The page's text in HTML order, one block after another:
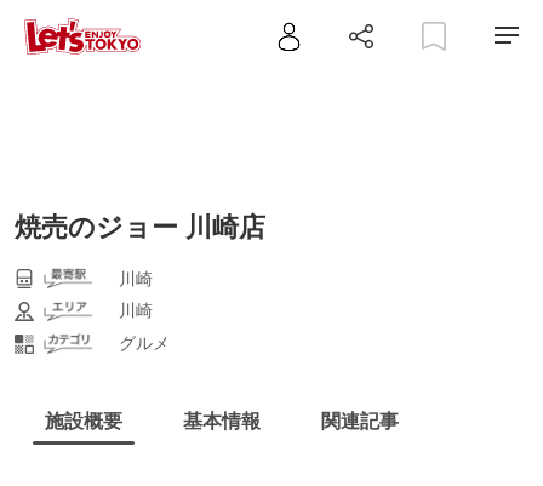
焼売のジョー 川崎店
川崎
川崎
グルメ
施設概要 基本情報 関連記事